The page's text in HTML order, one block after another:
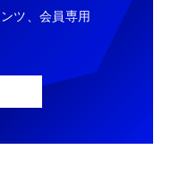
ツ、会員専用